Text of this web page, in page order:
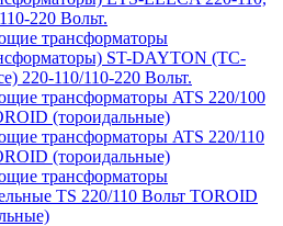
220 Вольт.
трансформаторы
ST-DAYTON (TC-
220-110/110-220 Вольт.
трансформаторы ATS 220/100
(тороидальные)
трансформаторы ATS 220/110
(тороидальные)
трансформаторы
TS 220/110 Вольт TOROID